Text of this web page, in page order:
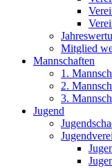
Mitglied
Mannschaften
1.
2.
3.
Jugend